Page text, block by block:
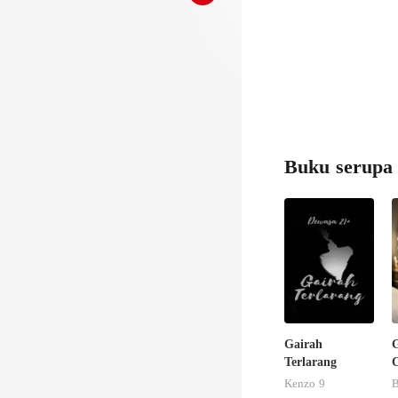
Buku serupa
Gairah
Terlarang
Kenzo 9